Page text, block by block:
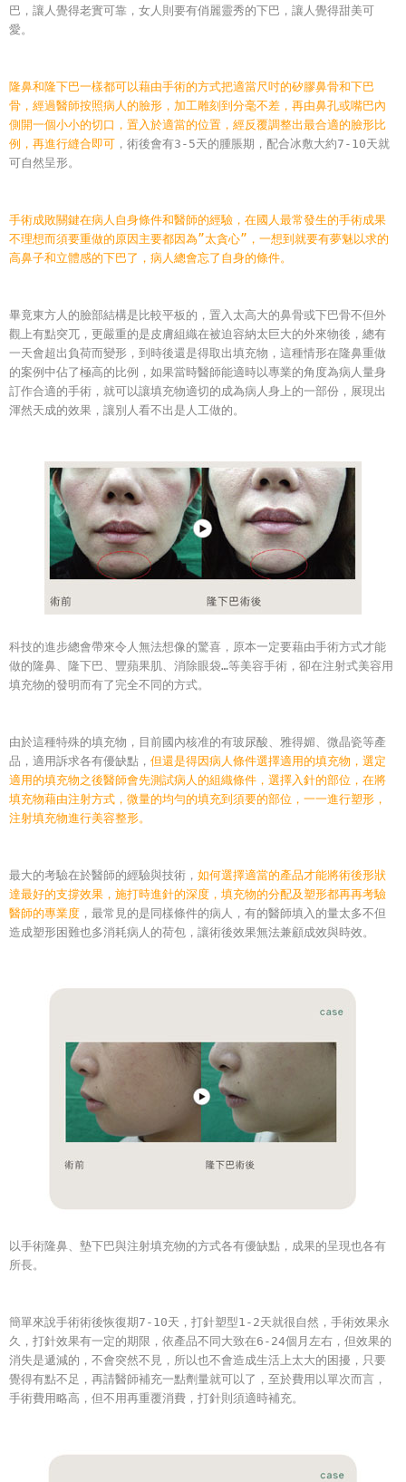
巴，讓人覺得老實可靠，女人則要有俏麗靈秀的下巴，讓人覺得甜美可
愛。
隆鼻和隆下巴一樣都可以藉由手術的方式把適當尺吋的矽膠鼻骨和下巴
骨，經過醫師按照病人的臉形，加工雕刻到分毫不差，再由鼻孔或嘴巴內
側開一個小小的切口，置入於適當的位置，經反覆調整出最合適的臉形比
例，再進行縫合即可 ，術後會有3-5天的腫脹期，配合冰敷大約7-10天就
可自然呈形。
手術成敗關鍵在病人自身條件和醫師的經驗，在國人最常發生的手術成果
不理想而須要重做的原因主要都因為”太貪心”，一想到就要有夢魅以求的
高鼻子和立體感的下巴了，病人總會忘了自身的條件。
畢竟東方人的臉部結構是比較平板的，置入太高大的鼻骨或下巴骨不但外
觀上有點突兀，更嚴重的是皮膚組織在被迫容納太巨大的外來物後，總有
一天會超出負荷而變形，到時後還是得取出填充物，這種情形在隆鼻重做
的案例中佔了極高的比例，如果當時醫師能適時以專業的角度為病人量身
訂作合適的手術，就可以讓填充物適切的成為病人身上的一部份，展現出
渾然天成的效果，讓別人看不出是人工做的。
科技的進步總會帶來令人無法想像的驚喜，原本一定要藉由手術方式才能
做的隆鼻、隆下巴、豐蘋果肌、消除眼袋…等美容手術，卻在注射式美容用
填充物的發明而有了完全不同的方式。
由於這種特殊的填充物，目前國內核准的有玻尿酸、雅得媚、微晶瓷等產
品，適用訴求各有優缺點， 但還是得因病人條件選擇適用的填充物，選定
適用的填充物之後醫師會先測試病人的組織條件，選擇入針的部位，在將
填充物藉由注射方式，微量的均勻的填充到須要的部位，一一進行塑形，
注射填充物進行美容整形。
最大的考驗在於醫師的經驗與技術， 如何選擇適當的產品才能將術後形狀
達最好的支撐效果，施打時進針的深度，填充物的分配及塑形都再再考驗
醫師的專業度 ，最常見的是同樣條件的病人，有的醫師填入的量太多不但
造成塑形困難也多消耗病人的荷包，讓術後效果無法兼顧成效與時效。
以手術隆鼻、墊下巴與注射填充物的方式各有優缺點，成果的呈現也各有
所長。
簡單來說手術術後恢復期7-10天，打針塑型1-2天就很自然，手術效果永
久，打針效果有一定的期限，依產品不同大致在6-24個月左右，但效果的
消失是遞減的，不會突然不見，所以也不會造成生活上太大的困擾，只要
覺得有點不足，再請醫師補充一點劑量就可以了，至於費用以單次而言，
手術費用略高，但不用再重覆消費，打針則須適時補充。